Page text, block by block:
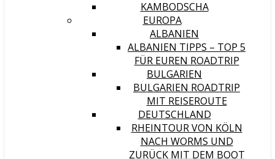
KAMBODSCHA
EUROPA
ALBANIEN
ALBANIEN TIPPS – TOP 5
FÜR EUREN ROADTRIP
BULGARIEN
BULGARIEN ROADTRIP
MIT REISEROUTE
DEUTSCHLAND
RHEINTOUR VON KÖLN
NACH WORMS UND
ZURÜCK MIT DEM BOOT